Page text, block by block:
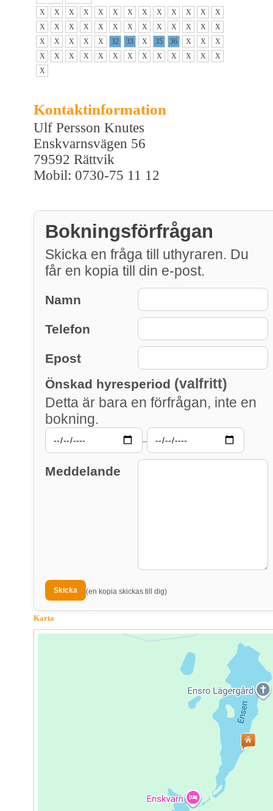
X
X X X X X X X X X X X
X
X
X X X X X X X X X X X
X
X
X X X X 32 33 X 35 36 X X
X
X
X X X X X X X X X X X
X
X
Kontaktinformation
Ulf Persson Knutes
Enskvarnsvägen 56
79592 Rättvik
Mobil: 0730-75 11 12
Bokningsförfrågan
Skicka en fråga till uthyraren. Du
får en kopia till din e-post.
Namn
Telefon
Epost
Önskad hyresperiod (valfritt)
Detta är bara en förfrågan, inte en
bokning.
–
Meddelande
(en kopia skickas till dig)
Karta